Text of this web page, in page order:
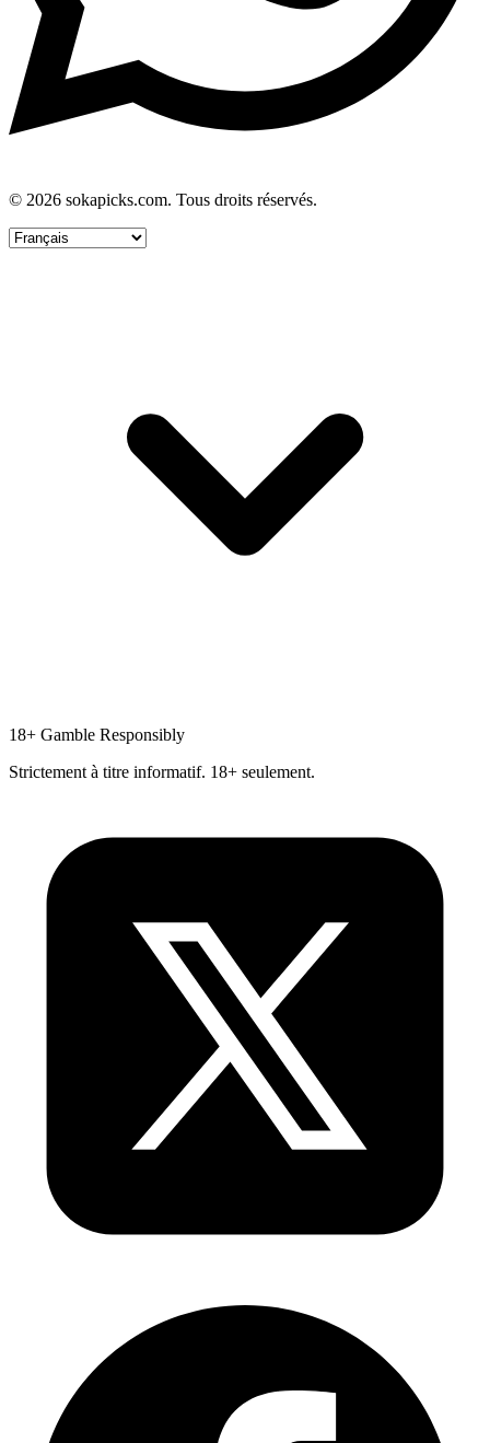
© 2026 sokapicks.com. Tous droits réservés.
18+ Gamble Responsibly
Strictement à titre informatif. 18+ seulement.